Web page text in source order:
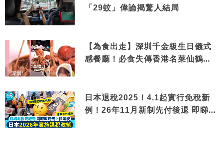
「29蚊」偉論揭驚人結局
【為食出走】深圳千金級生日儀式
感餐廳！必食失傳香港名菜仙鶴神
日本退稅2025！4.1起實行免稅新
例！26年11月新制先付後退 即睇步